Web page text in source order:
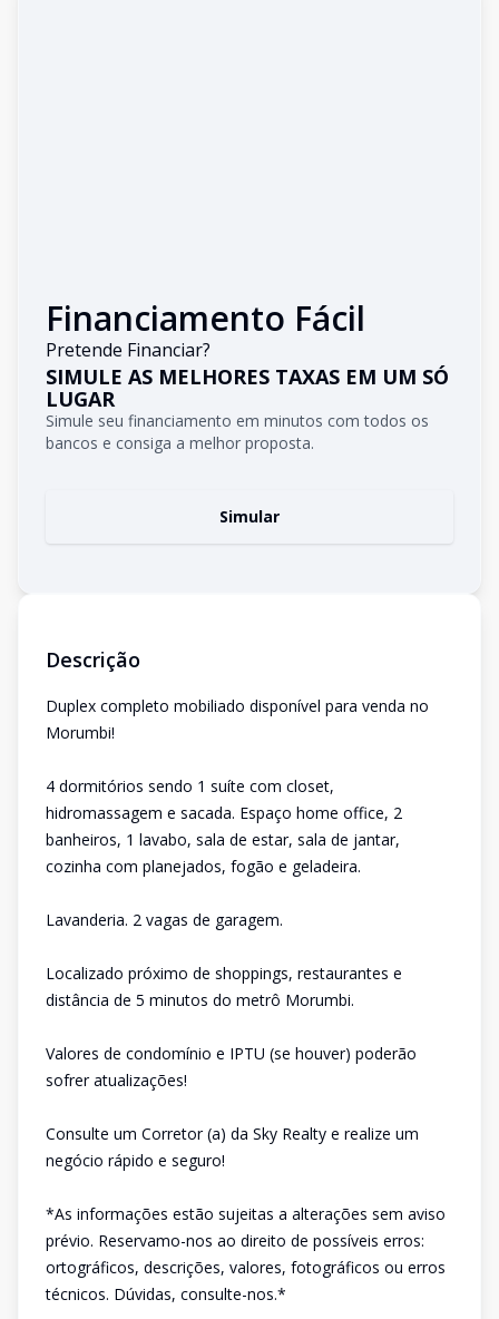
Financiamento Fácil
Pretende Financiar?
SIMULE AS MELHORES TAXAS EM UM SÓ
LUGAR
Simule seu financiamento em minutos com todos os
bancos e consiga a melhor proposta.
Simular
Descrição
Duplex completo mobiliado disponível para venda no
Morumbi!
4 dormitórios sendo 1 suíte com closet,
hidromassagem e sacada. Espaço home office, 2
banheiros, 1 lavabo, sala de estar, sala de jantar,
cozinha com planejados, fogão e geladeira.
Lavanderia. 2 vagas de garagem.
Localizado próximo de shoppings, restaurantes e
distância de 5 minutos do metrô Morumbi.
Valores de condomínio e IPTU (se houver) poderão
sofrer atualizações!
Consulte um Corretor (a) da Sky Realty e realize um
negócio rápido e seguro!
*As informações estão sujeitas a alterações sem aviso
prévio. Reservamo-nos ao direito de possíveis erros:
ortográficos, descrições, valores, fotográficos ou erros
técnicos. Dúvidas, consulte-nos.*